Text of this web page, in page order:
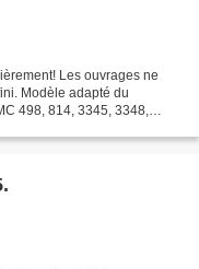
Les ouvrages ne
Modèle adapté du
498, 814, 3345, 3348,